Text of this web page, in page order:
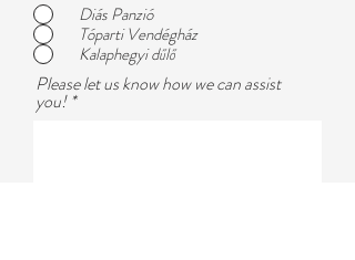
Diás Panzió
Tóparti Vendégház
Kalaphegyi dűlő
Please let us know how we can assist
you!